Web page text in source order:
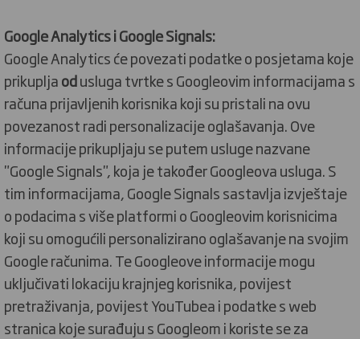
Google Analytics i Google Signals:
Google Analytics će povezati podatke o posjetama koje
prikupljaodusluga tvrtke s Googleovim informacijama s
računa prijavljenih korisnika koji su pristali na ovu
povezanost radi personalizacije oglašavanja. Ove
informacije prikupljaju se putem usluge nazvane
"Google Signals", koja je također Googleova usluga. S
tim informacijama, Google Signals sastavlja izvještaje
o podacima s više platformi o Googleovim korisnicima
koji su omogućili personalizirano oglašavanje na svojim
Google računima. Te Googleove informacije mogu
uključivati lokaciju krajnjeg korisnika, povijest
pretraživanja, povijest YouTubea i podatke s web
stranica koje surađuju s Googleom i koriste se za